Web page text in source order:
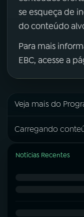
se esqueça de
do conteúdo
Para mais
EBC, acesse a
Veja mais do
Carregando
Notícias Recentes